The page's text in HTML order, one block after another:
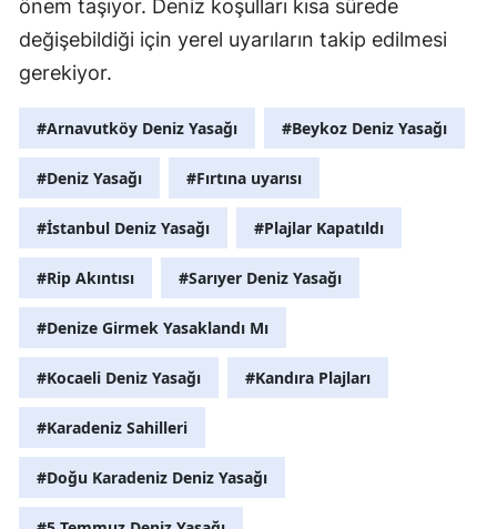
önem taşıyor. Deniz koşulları kısa sürede
değişebildiği için yerel uyarıların takip edilmesi
gerekiyor.
#Arnavutköy Deniz Yasağı #Beykoz Deniz Yasağı
#Deniz Yasağı #Fırtına uyarısı
#İstanbul Deniz Yasağı #Plajlar Kapatıldı
#Rip Akıntısı #Sarıyer Deniz Yasağı
#Denize Girmek Yasaklandı Mı
#Kocaeli Deniz Yasağı #Kandıra Plajları
#Karadeniz Sahilleri
#Doğu Karadeniz Deniz Yasağı